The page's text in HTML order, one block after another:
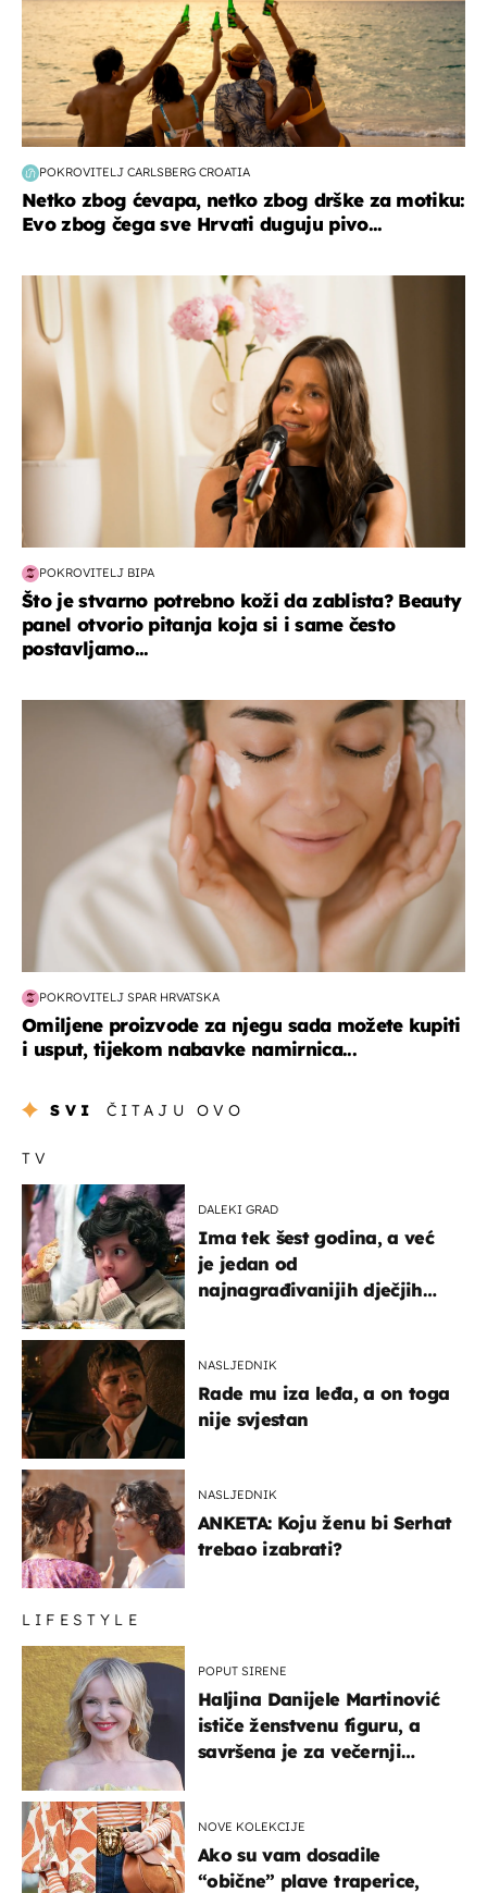
POKROVITELJ CARLSBERG CROATIA
Netko zbog ćevapa, netko zbog drške za motiku:
Evo zbog čega sve Hrvati duguju pivo...
moda & ljepota
POKROVITELJ BIPA
Što je stvarno potrebno koži da zablista? Beauty
panel otvorio pitanja koja si i same često
postavljamo...
moda & ljepota
POKROVITELJ SPAR HRVATSKA
Omiljene proizvode za njegu sada možete kupiti
i usput, tijekom nabavke namirnica...
SVI ČITAJU OVO
TV
DALEKI GRAD
Ima tek šest godina, a već
je jedan od
najnagrađivanijih dječjih
NASLJEDNIK
Rade mu iza leđa, a on toga
nije svjestan
NASLJEDNIK
ANKETA: Koju ženu bi Serhat
trebao izabrati?
LIFESTYLE
POPUT SIRENE
Haljina Danijele Martinović
ističe ženstvenu figuru, a
savršena je za večernji
NOVE KOLEKCIJE
Ako su vam dosadile
“obične” plave traperice,